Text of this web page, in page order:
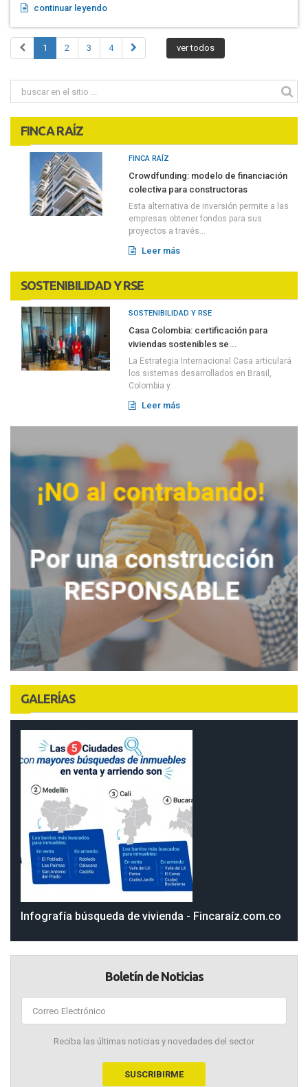
continuar leyendo
1 2 3 4 ver todos
FINCA RAÍZ
FINCA RAÍZ
Crowdfunding: modelo de financiación
colectiva para constructoras
Esta alternativa de inversión permite a las
empresas obtener fondos para sus
proyectos a través...
Leer más
SOSTENIBILIDAD Y RSE
SOSTENIBILIDAD Y RSE
Casa Colombia: certificación para
viviendas sostenibles se...
La Estrategia Internacional Casa articulará
los sistemas desarrollados en Brasil,
Colombia y...
Leer más
GALERÍAS
Infografía búsqueda de vivienda - Fincaraíz.com.co
Boletín de Noticias
Reciba las últimas noticias y novedades del sector